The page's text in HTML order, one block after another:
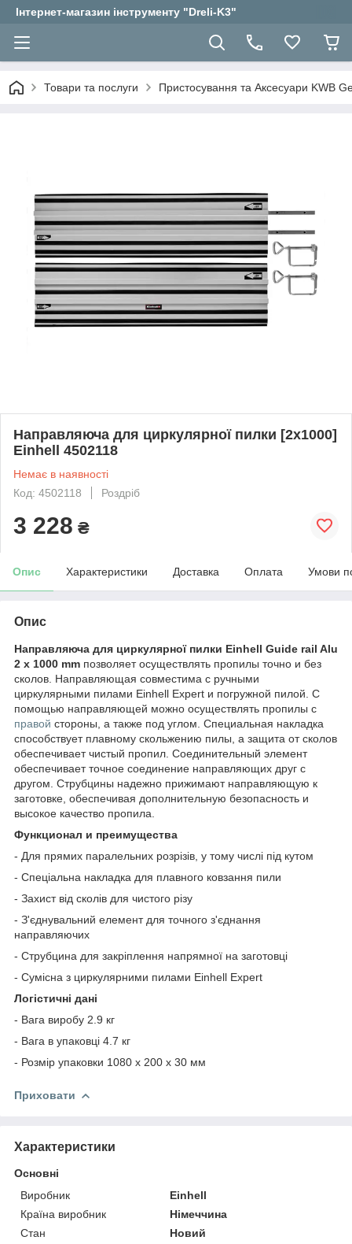
Інтернет-магазин інструменту "Dreli-K3"
Товари та послуги Пристосування та Аксесуари KWB
Направляюча для циркулярної пилки [2x1000]
Einhell 4502118
Немає в наявності
Код: 4502118
Роздріб
3 228 ₴
Опис Характеристики Доставка Оплата Умови
Опис
Направляюча для циркулярної пилки Einhell Guide rail Alu
2 x 1000 mm позволяет осуществлять пропилы точно и без
сколов. Направляющая совместима с ручными
циркулярными пилами Einhell Expert и погружной пилой. С
помощью направляющей можно осуществлять пропилы с
правой стороны, а также под углом. Специальная накладка
способствует плавному скольжению пилы, а защита от сколов
обеспечивает чистый пропил. Соединительный элемент
обеспечивает точное соединение направляющих друг с
другом. Струбцины надежно прижимают направляющую к
заготовке, обеспечивая дополнительную безопасность и
высокое качество пропила.
Функционал и преимущества
- Для прямих паралельних розрізів, у тому числі під кутом
- Спеціальна накладка для плавного ковзання пили
- Захист від сколів для чистого різу
- З'єднувальний елемент для точного з'єднання
направляючих
- Струбцина для закріплення напрямної на заготовці
- Сумісна з циркулярними пилами Einhell Expert
Логістичні дані
- Вага виробу 2.9 кг
- Вага в упаковці 4.7 кг
- Розмір упаковки 1080 x 200 x 30 мм
Приховати
Характеристики
Основні
Виробник
Einhell
Країна виробник
Німеччина
Стан
Новий